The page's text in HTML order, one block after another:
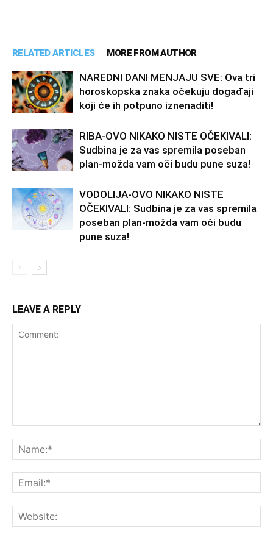
RELATED ARTICLES MORE FROM AUTHOR
NAREDNI DANI MENJAJU SVE: Ova tri
horoskopska znaka očekuju događaji
koji će ih potpuno iznenaditi!
RIBA-OVO NIKAKO NISTE OČEKIVALI:
Sudbina je za vas spremila poseban
plan-možda vam oči budu pune suza!
VODOLIJA-OVO NIKAKO NISTE
OČEKIVALI: Sudbina je za vas spremila
poseban plan-možda vam oči budu
pune suza!
LEAVE A REPLY